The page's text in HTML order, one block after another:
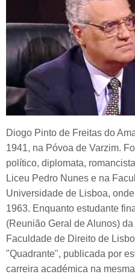
Diogo Pinto de Freitas do
1941, na Póvoa de Varzim.
político, diplomata,
Liceu Pedro Nunes e na
Universidade de Lisboa,
1963. Enquanto estudante
(Reunião Geral de Alunos)
Faculdade de Direito de
"Quadrante", publicada por
carreira académica na